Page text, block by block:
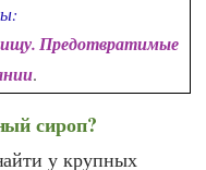
Предотвратимые
.
сироп?
у крупных